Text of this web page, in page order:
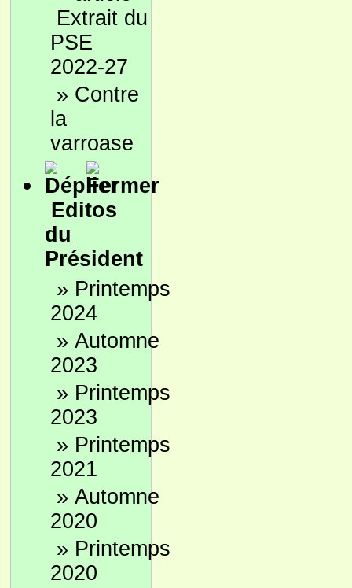
Extrait du
PSE
2022-27
» Contre
la
varroase
Editos
du
Président
» Printemps
2024
» Automne
2023
» Printemps
2023
» Printemps
2021
» Automne
2020
» Printemps
2020